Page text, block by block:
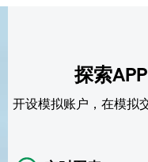
探索
开设模拟账户，在模拟